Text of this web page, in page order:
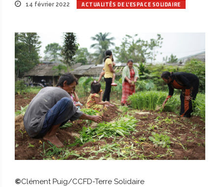
14 février 2022 ACTUALITÉS DE L'ESPACE SOLIDAIRE
©Clément Puig/CCFD-Terre Solidaire